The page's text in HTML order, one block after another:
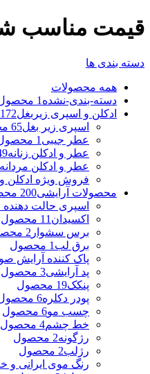
قیمت مناسب
دسته بندی ها
همه محصولات
دسته-بندی-نشده 1 محصول
ادکلن و اسپری زیربغل172 محصول
اسپری زیر بغل65 محصول
عطر جیبی 1 محصول
عطر و ادکلن زنانه49
عطر و ادکلن مردانه
فروش ویژه ادکلن
محصولات آرایشی200 محصول
اسپری حالت
اکسیدان 11 محصول
برس سشوار 2 محصول
برق لب 1 محصول
پاک کننده آرایش
پد آرایشی3 محصول
پنکک19 محصول
پودر دکلره6 محصول
چسب مو6 محصول
خط چشم4 محصول
رژگونه2 محصول
رژلب2 محصول
رنگ موی ایرانی و